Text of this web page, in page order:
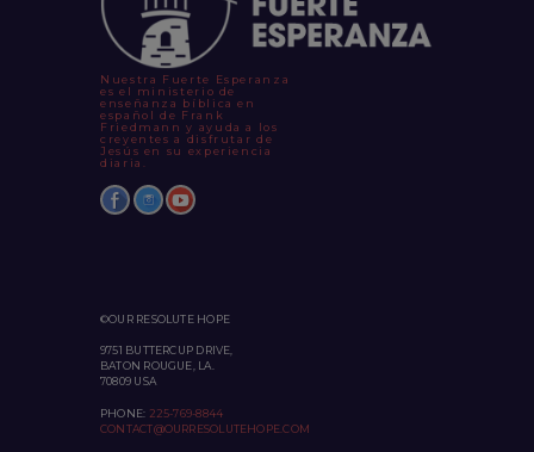
Nuestra Fuerte Esperanza
es el ministerio de
enseñanza bíblica en
español de Frank
Friedmann y ayuda a los
creyentes a disfrutar de
Jesús en su experiencia
diaria.
©OUR RESOLUTE HOPE
9751 BUTTERCUP DRIVE,
BATON ROUGUE, LA.
70809 USA
PHONE: 225-769-8844
CONTACT@OURRESOLUTEHOPE.COM